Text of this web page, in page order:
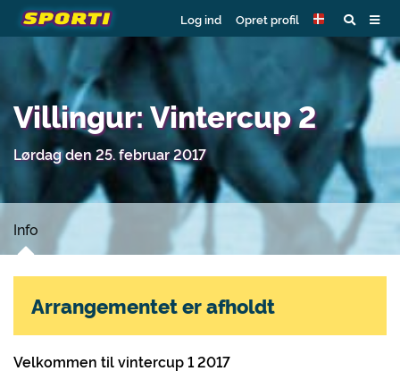
Log ind Opret profil
Villingur: Vintercup 2
Lørdag den 25. februar 2017
Info
Velkommen til vintercup 1 2017
Arrangementet er afholdt